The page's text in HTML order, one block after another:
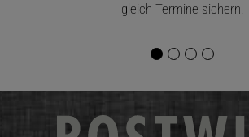
gleich Termine sichern!